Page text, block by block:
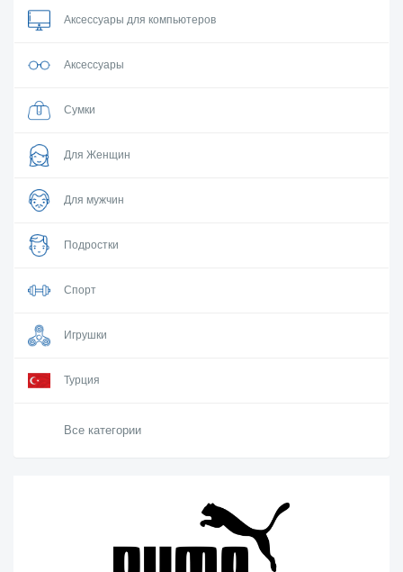
Аксессуары для компьютеров
Аксессуары
Сумки
Для Женщин
Для мужчин
Подростки
Спорт
Игрушки
Турция
Все категории